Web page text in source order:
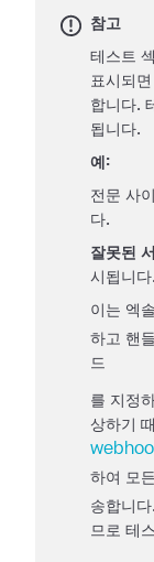
참고
테스트
표시되면
합니다.
됩니다.
예:
전문 사
다.
잘못된
시됩니다.
이는 엑
하고 핸
드
를 지정
상하기
하여 모
송합니
므로 테